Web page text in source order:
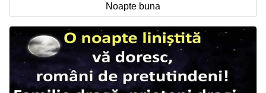
Noapte buna